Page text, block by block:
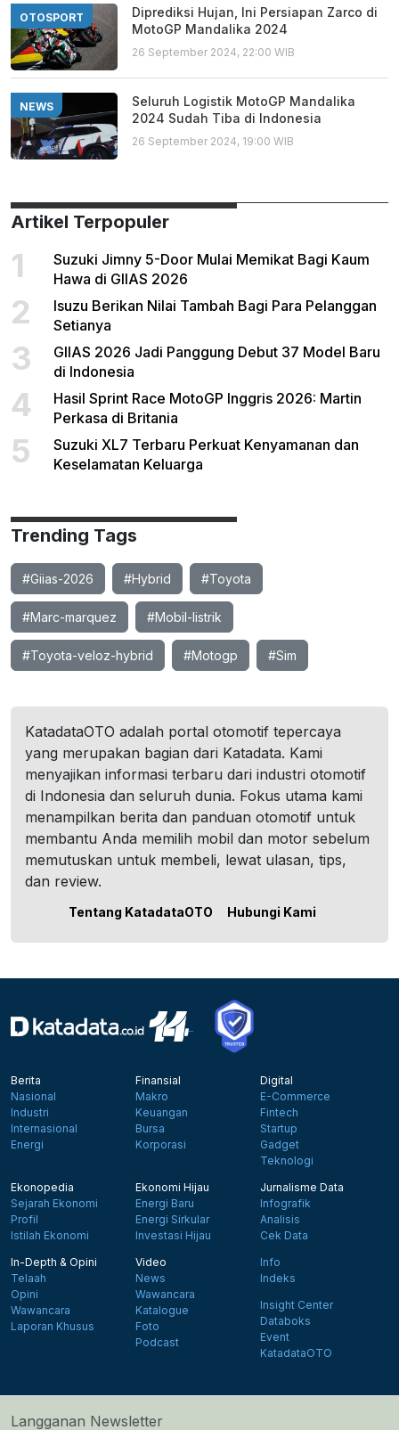
OTOSPORT
Diprediksi Hujan, Ini Persiapan Zarco di
MotoGP Mandalika 2024
26 September 2024, 22:00 WIB
NEWS
Seluruh Logistik MotoGP Mandalika
2024 Sudah Tiba di Indonesia
26 September 2024, 19:00 WIB
Artikel Terpopuler
1
Suzuki Jimny 5-Door Mulai Memikat Bagi Kaum
Hawa di GIIAS 2026
2
Isuzu Berikan Nilai Tambah Bagi Para Pelanggan
Setianya
3
GIIAS 2026 Jadi Panggung Debut 37 Model Baru
di Indonesia
4
Hasil Sprint Race MotoGP Inggris 2026: Martin
Perkasa di Britania
5
Suzuki XL7 Terbaru Perkuat Kenyamanan dan
Keselamatan Keluarga
Trending Tags
#Giias-2026 #Hybrid #Toyota
#Marc-marquez #Mobil-listrik
#Toyota-veloz-hybrid #Motogp #Sim
KatadataOTO adalah portal otomotif tepercaya
yang merupakan bagian dari Katadata. Kami
menyajikan informasi terbaru dari industri otomotif
di Indonesia dan seluruh dunia. Fokus utama kami
menampilkan berita dan panduan otomotif untuk
membantu Anda memilih mobil dan motor sebelum
memutuskan untuk membeli, lewat ulasan, tips,
dan review.
Tentang KatadataOTO Hubungi Kami
Berita
Nasional
Industri
Internasional
Energi
Finansial
Makro
Keuangan
Bursa
Korporasi
Digital
E-Commerce
Fintech
Startup
Gadget
Teknologi
Ekonopedia
Sejarah Ekonomi
Profil
Istilah Ekonomi
Ekonomi Hijau
Energi Baru
Energi Sirkular
Investasi Hijau
Jurnalisme Data
Infografik
Analisis
Cek Data
In-Depth & Opini
Telaah
Opini
Wawancara
Laporan Khusus
Video
News
Wawancara
Katalogue
Foto
Podcast
Info
Indeks
Insight Center
Databoks
Event
KatadataOTO
Langganan Newsletter